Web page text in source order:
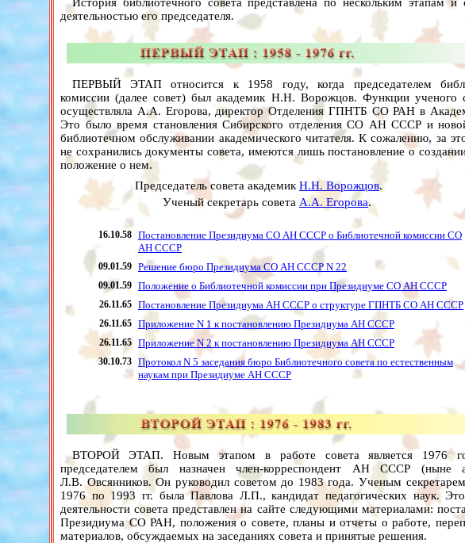
История библиотечного совета представлена по нескольким этапам и
деятельностью его председателя.
ПЕРВЫЙ ЭТАП относится к 1958 году, когда председателем
комиссии (далее совет) был академик Н.Н. Ворожцов. Функции ученого
осуществляла А.А. Егорова, директор Отделения ГПНТБ СО РАН в
Это было время становления Сибирского отделения СО АН СССР и
библиотечном обслуживании академического читателя. К сожалению, за
не сохранились документы совета, имеются лишь постановление о
положение о нем.
Председатель совета академик Н.Н. Ворожцов.
Ученый секретарь совета А.А. Егорова.
16.10.58 Постановление Президиума СО АН СССР о Библиотечной комиссии СО
АН СССР
09.01.59 Решение бюро Президиума СО АН СССР N 22
09.01.59 Положение о Библиотечной комиссии при Президиуме СО АН СССР
26.11.65 Постановление Президиума АН СССР о структуре ГПНТБ СО АН СССР
26.11.65 Приложение N 1 к постановлению Президиума АН СССР
26.11.65 Приложение N 2 к постановлению Президиума АН СССР
30.10.73 Протокол N 5 заседания бюро Библиотечного совета по естественным
наукам при Президиуме АН СССР
ВТОРОЙ ЭТАП. Новым этапом в работе совета является 1976
председателем был назначен член-корреспондент АН СССР (ныне
Л.В. Овсянников. Он руководил советом до 1983 года. Ученым
1976 по 1993 гг. была Павлова Л.П., кандидат педагогических наук.
деятельности совета представлен на сайте следующими материалами:
Президиума СО РАН, положения о совете, планы и отчеты о работе,
материалов, обсуждаемых на заседаниях совета и принятые решения.